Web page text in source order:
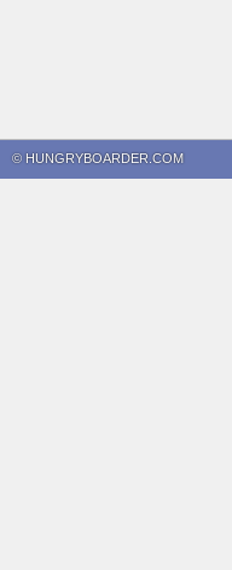
© HUNGRYBOARDER.COM